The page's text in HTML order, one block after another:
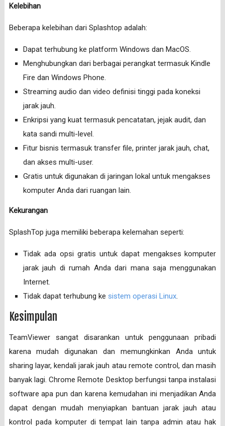
Kelebihan
Beberapa kelebihan dari Splashtop adalah:
Dapat terhubung ke platform Windows dan MacOS.
Menghubungkan dari berbagai perangkat termasuk Kindle
Fire dan Windows Phone.
Streaming audio dan video definisi tinggi pada koneksi
jarak jauh.
Enkripsi yang kuat termasuk pencatatan, jejak audit, dan
kata sandi multi-level.
Fitur bisnis termasuk transfer file, printer jarak jauh, chat,
dan akses multi-user.
Gratis untuk digunakan di jaringan lokal untuk mengakses
komputer Anda dari ruangan lain.
Kekurangan
SplashTop juga memiliki beberapa kelemahan seperti:
Tidak ada opsi gratis untuk dapat mengakses komputer
jarak jauh di rumah Anda dari mana saja menggunakan
Internet.
Tidak dapat terhubung ke sistem operasi Linux.
Kesimpulan
TeamViewer sangat disarankan untuk penggunaan pribadi
karena mudah digunakan dan memungkinkan Anda untuk
sharing layar, kendali jarak jauh atau remote control, dan masih
banyak lagi. Chrome Remote Desktop berfungsi tanpa instalasi
software apa pun dan karena kemudahan ini menjadikan Anda
dapat dengan mudah menyiapkan bantuan jarak jauh atau
kontrol pada komputer di tempat lain tanpa admin atau hak